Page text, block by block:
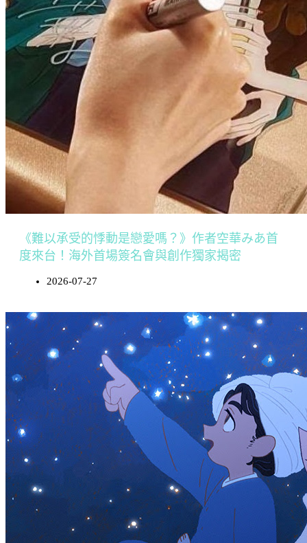
《難以承受的悸動是戀愛嗎？》作者空華みあ首
度來台！海外首場簽名會與創作獨家揭密
2026-07-27